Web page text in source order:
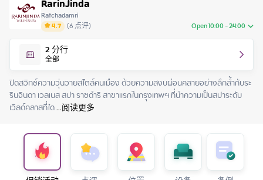
RarinJinda
Ratchadamri
4.7 (6点评) Open 10:00 - 24:00
Saturday 10:00 - 24:00
Sunday 10:00 - 24:00
Monday 10:00 - 24:00
Tuesday 10:00 - 24:00
Wednesday 10:00 - 24:00
Thursday
2分行
全部
ปิดสวิทช์ความวุ่นวายสไตล์คนเมือง ด้วยความสงบผ่อนคลายอย่างลึกล้ำกับระ
รินจินดา เวลเนส สปา ราชดำริ สาขาแรกในกรุงเทพฯ ที่นำความเป็นสปาระดับ
เวิลด์คลาสที่ได ...阅读更多